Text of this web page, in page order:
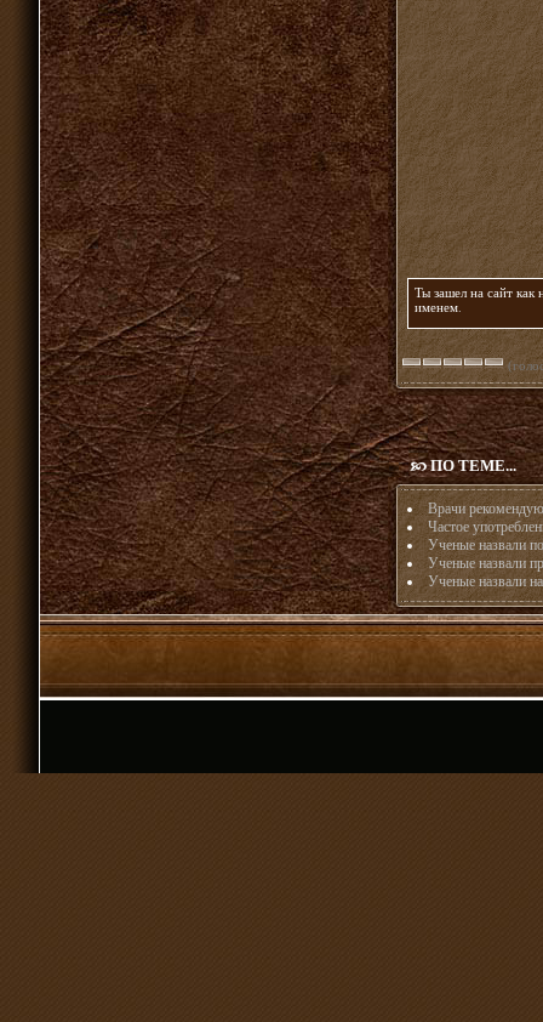
Ты зашел на сайт как
именем
ПО ТЕМЕ...
Врачи
Частое
Ученые назвали
Ученые назвали
Ученые назвали